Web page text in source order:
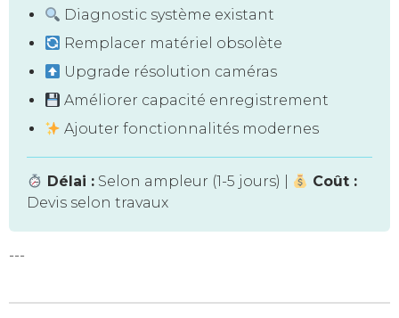
Diagnostic système existant
Remplacer matériel obsolète
Upgrade résolution caméras
Améliorer capacité enregistrement
Ajouter fonctionnalités modernes
Délai : Selon ampleur (1-5 jours) |
Coût :
Devis selon travaux
---